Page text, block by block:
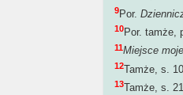
9Por.
10Por. tamże,
11Miejsce
12Tamże, s.
13Tamże, s.